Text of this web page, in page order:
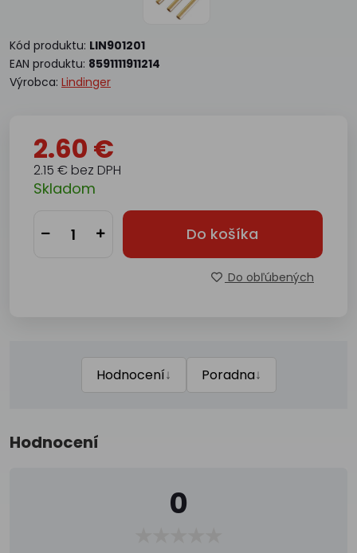
Kód produktu: LIN901201
EAN produktu: 8591111911214
Výrobca: Lindinger
2.60 €
2.15 € bez DPH
Skladom
Do košíka
Do obľúbených
Hodnocení↓ Poradna↓
Hodnocení
0